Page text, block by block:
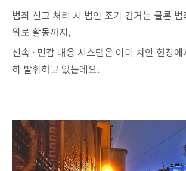
범죄 신고 처리 시 범인 조기 검거는 물론
위로 활동까지,
신속 · 민감 대응 시스템은 이미 치안 현장
히 발휘하고 있는데요.